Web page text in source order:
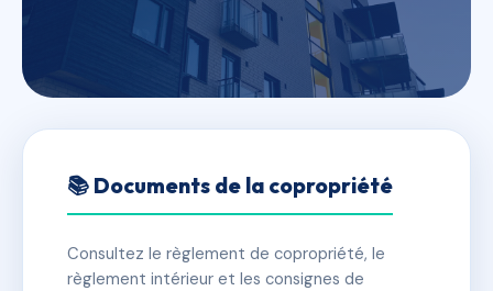
19 RUE DE CONSTANTINE
✓ Immatriculée 🏠 4 lots 🏗 1 bâtiment(s)
📚 Documents de la copropriété
Consultez le règlement de copropriété, le
règlement intérieur et les consignes de